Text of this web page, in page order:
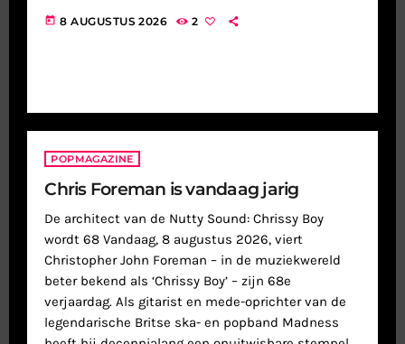
today 8 AUGUSTUS 2026 2
POPMAGAZINE
Chris Foreman is vandaag jarig
De architect van de Nutty Sound: Chrissy Boy
wordt 68 Vandaag, 8 augustus 2026, viert
Christopher John Foreman – in de muziekwereld
beter bekend als ‘Chrissy Boy’ – zijn 68e
verjaardag. Als gitarist en mede-oprichter van de
legendarische Britse ska- en popband Madness